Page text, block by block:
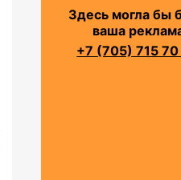
Здесь могла бы
ваша
+7 (705) 715